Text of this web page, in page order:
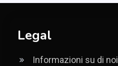
Legal
Informazioni su di noi